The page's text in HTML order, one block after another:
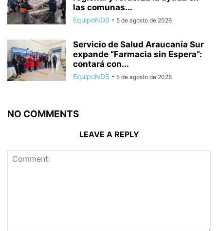
las comunas...
EquipoNDS - 5 de agosto de 2026
Servicio de Salud Araucanía Sur
expande “Farmacia sin Espera”:
contará con...
EquipoNDS - 5 de agosto de 2026
NO COMMENTS
LEAVE A REPLY